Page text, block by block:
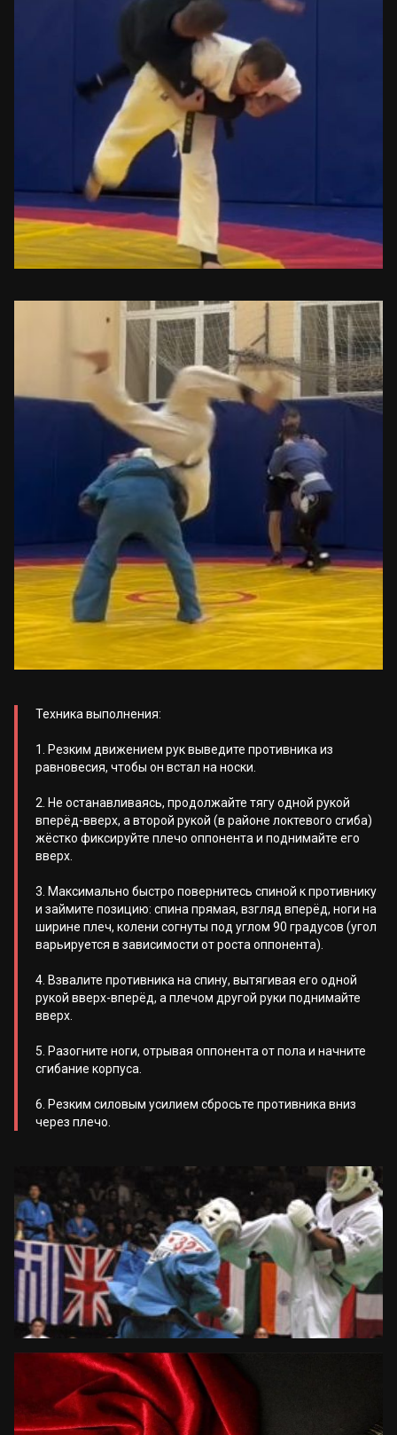
Техника выполнения:
1. Резким движением рук выведите противника из
равновесия, чтобы он встал на носки.
2. Не останавливаясь, продолжайте тягу одной рукой
вперёд-вверх, а второй рукой (в районе локтевого сгиба)
жёстко фиксируйте плечо оппонента и поднимайте его
вверх.
3. Максимально быстро повернитесь спиной к противнику
и займите позицию: спина прямая, взгляд вперёд, ноги на
ширине плеч, колени согнуты под углом 90 градусов (угол
варьируется в зависимости от роста оппонента).
4. Взвалите противника на спину, вытягивая его одной
рукой вверх-вперёд, а плечом другой руки поднимайте
вверх.
5. Разогните ноги, отрывая оппонента от пола и начните
сгибание корпуса.
6. Резким силовым усилием сбросьте противника вниз
через плечо.